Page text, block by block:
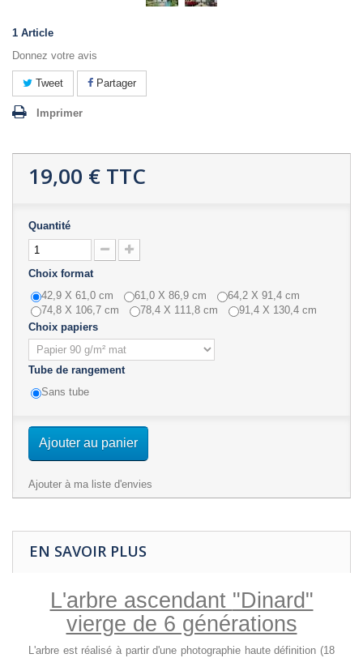
1 Article
Donnez votre avis
Tweet Partager
Imprimer
19,00 € TTC
Quantité
Choix format
42,9 X 61,0 cm
61,0 X 86,9 cm
64,2 X 91,4 cm
74,8 X 106,7 cm
78,4 X 111,8 cm
91,4 X 130,4 cm
Choix papiers
Tube de rangement
Sans tube
Ajouter au panier
Ajouter à ma liste d'envies
EN SAVOIR PLUS
L'arbre ascendant "Dinard"
vierge de 6 générations
L'arbre est réalisé à partir d'une photographie haute définition (18